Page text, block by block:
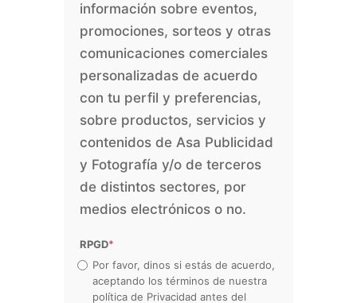
información sobre eventos,
promociones, sorteos y otras
comunicaciones comerciales
personalizadas de acuerdo
con tu perfil y preferencias,
sobre productos, servicios y
contenidos de Asa Publicidad
y Fotografía y/o de terceros
de distintos sectores, por
medios electrónicos o no.
RPGD*
Por favor, dinos si estás de acuerdo,
aceptando los términos de nuestra
política de Privacidad antes del